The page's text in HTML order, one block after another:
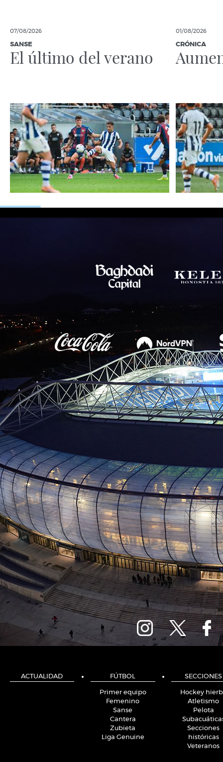
07/08/2026
SANSE
El último del verano
01/08/2026
CRÓNICA
ACTUALIDAD FÚTBOL
Primer equipo
Femenino
Sanse
Cantera
Zubieta
Liga Genuine
SECCIONES
Hockey
Atletismo
Pelota
Secciones
históricas
Veteranos